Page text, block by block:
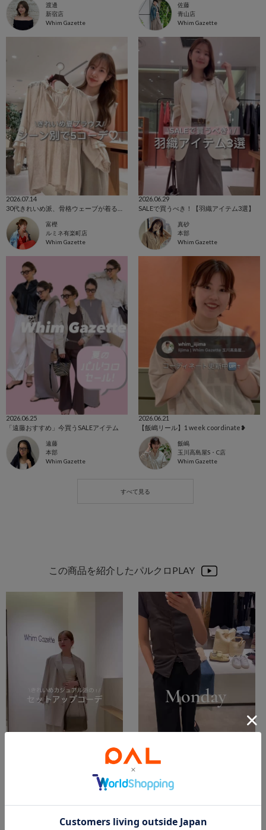
渡邊
新宿店
Whim Gazette
佐藤
青山店
Whim Gazette
2026.07.14
富樫
ルミネ有楽町店
Whim Gazette
2026.06.29
SALEで買うべき！【羽織アイテム3選】
真砂
本部
Whim Gazette
2026.06.25
「遠藤おすすめ」今買うSALEアイテム
遠藤
本部
Whim Gazette
2026.06.21
【飯嶋リール】1 week coordinate❥
飯嶋
玉川高島屋S・C店
Whim Gazette
この商品を紹介したパルクロPLAY
きれいめカジュアル派の！セットアップコーデ✨️